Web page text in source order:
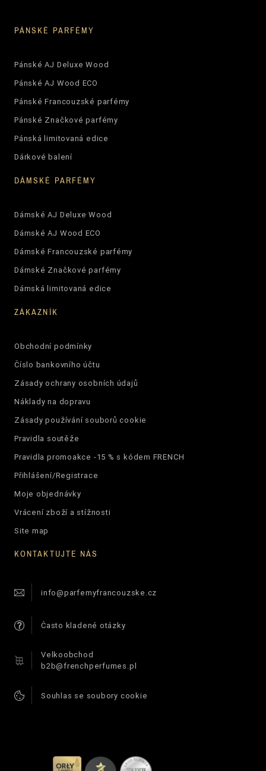
PÁNSKÉ PARFÉMY
Pánské AJ Deluxe Wood
Pánské AJ Wood ECO
Pánské Francouzské parfémy
Pánské Značkové parfémy
Pánská limitovaná edice
Dárkové balení
DÁMSKÉ PARFÉMY
Dámské AJ Deluxe Wood
Dámské AJ Wood ECO
Dámské Francouzské parfémy
Dámské Značkové parfémy
Dámská limitovaná edice
ZÁKAZNÍK
Obchodní podmínky
Číslo bankovního účtu
Zásady ochrany osobních údajů
Náklady na dopravu
Zásady používání souborů cookie
Pravidla soutěže
Pravidla promoakce -15 % s kódem FRENCH
Přihlášení/Registrace
Moje objednávky
Vrácení zboží a stížnosti
Site map
KONTAKTUJTE NÁS
info@parfemyfrancouzske.cz
Často kladené otázky
Velkoobchod
b2b@frenchperfumes.pl
Souhlas se soubory cookie